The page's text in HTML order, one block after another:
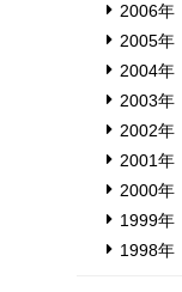
2006年
2005年
2004年
2003年
2002年
2001年
2000年
1999年
1998年